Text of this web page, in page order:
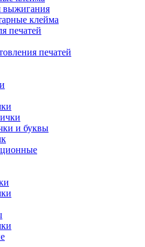
выжигания
клейма
печатей
печатей
и буквы